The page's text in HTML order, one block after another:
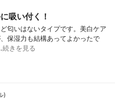
吸い付く！
匂いはないタイプです。美白ケア
保湿力も結構あってよかったで
続きを見る
)